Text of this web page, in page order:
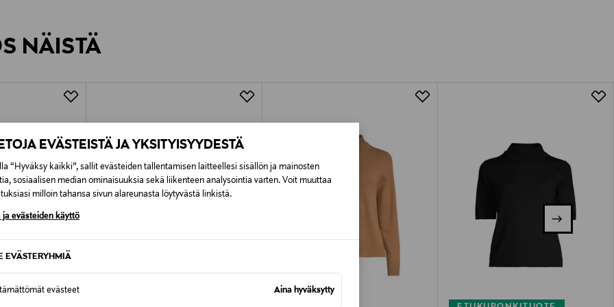
EVÄSTEISTÄ JA YKSITYISYYDESTÄ
“Hyväksy kaikki”, sallit evästeiden tallentamisen laitteellesi sisällön ja mainosten
sosiaalisen median ominaisuuksia sekä liikenteen analysointia varten. Voit muuttaa
milloin tahansa sivun alareunasta löytyvästä linkistä.
ja evästeiden käyttö
EVÄSTERYHMIÄ
evästeet Aina hyväksytty
Alk. 6,90 €, kun toimitus on saatavilla valittuun osoitteeseen.
NÄISTÄ